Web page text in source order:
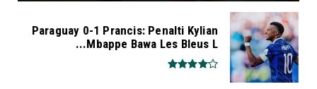
Paraguay 0-1 Prancis: Penalti Kylian
Mbappe Bawa Les Bleus L...